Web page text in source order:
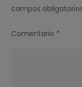
campos
Comentario *